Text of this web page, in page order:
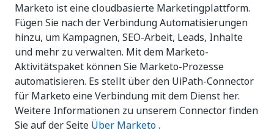
Marketo ist eine cloudbasierte Marketingplattform.
Fügen Sie nach der Verbindung Automatisierungen
hinzu, um Kampagnen, SEO-Arbeit, Leads, Inhalte
und mehr zu verwalten. Mit dem Marketo-
Aktivitätspaket können Sie Marketo-Prozesse
automatisieren. Es stellt über den UiPath-Connector
für Marketo eine Verbindung mit dem Dienst her.
Weitere Informationen zu unserem Connector finden
Sie auf der Seite Über Marketo.